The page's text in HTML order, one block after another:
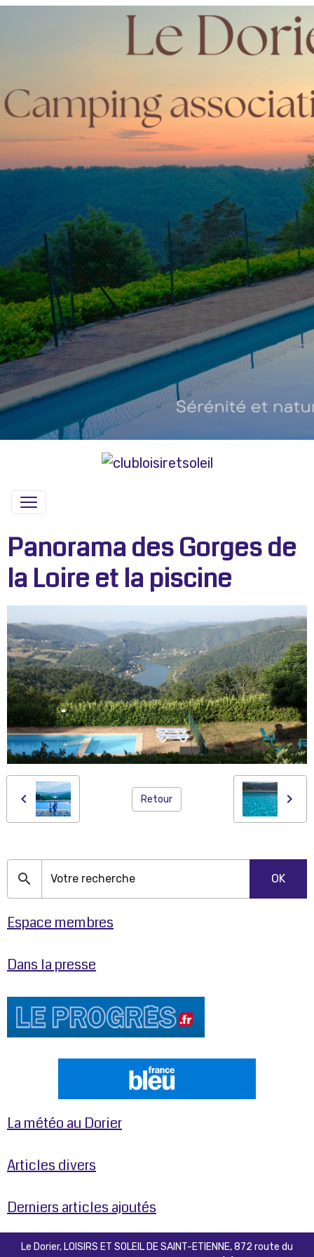
Panorama des Gorges de
la Loire et la piscine
Retour
OK
Espace membres
Dans la presse
La météo au Dorier
Articles divers
Derniers articles ajoutés
Le Dorier, LOISIRS ET SOLEIL DE SAINT-ETIENNE, 872 route du